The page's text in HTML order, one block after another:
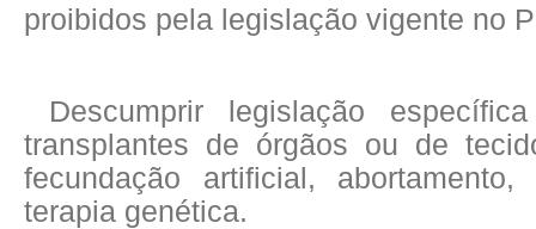
proibidos pela legislação vigente no
Descumprir legislação
transplantes de órgãos ou de
fecundação artificial,
terapia genética.